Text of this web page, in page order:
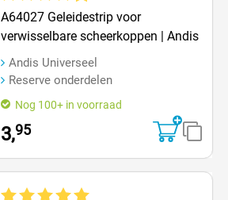
Gemiddelde waardering van 4 van 5 sterren
A64027 Geleidestrip voor
verwisselbare scheerkoppen | Andis
Andis Universeel
Reserve onderdelen
Nog 100+ in voorraad
3,95